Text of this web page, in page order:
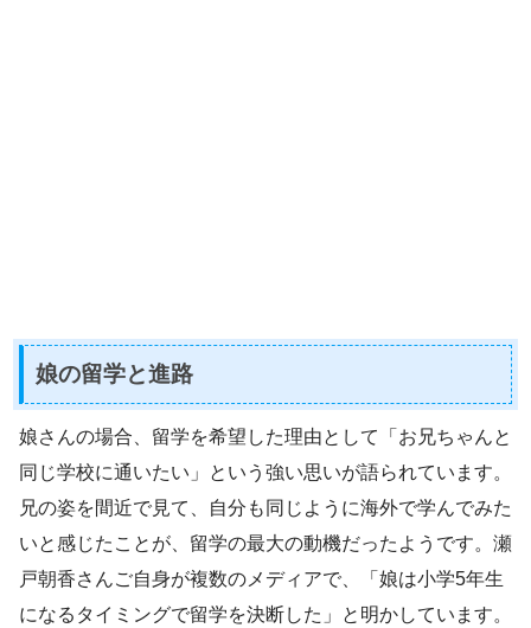
娘の留学と進路
娘さんの場合、留学を希望した理由として「お兄ちゃんと
同じ学校に通いたい」という強い思いが語られています。
兄の姿を間近で見て、自分も同じように海外で学んでみた
いと感じたことが、留学の最大の動機だったようです。瀬
戸朝香さんご自身が複数のメディアで、「娘は小学5年生
になるタイミングで留学を決断した」と明かしています。